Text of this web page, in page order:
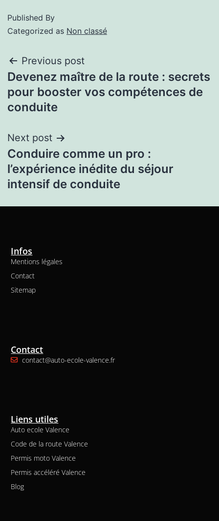
Published By
Categorized as Non classé
Previous post
Devenez maître de la route : secrets
pour booster vos compétences de
conduite
Next post
Conduire comme un pro :
l’expérience inédite du séjour
intensif de conduite
Infos
Mentions légales
Contact
Sitemap
Liens utiles
Auto ecole Valence
Code de la route Valence
Permis moto Valence
Permis accéléré Valence
Blog
Contact
contact@auto-ecole-valence.fr